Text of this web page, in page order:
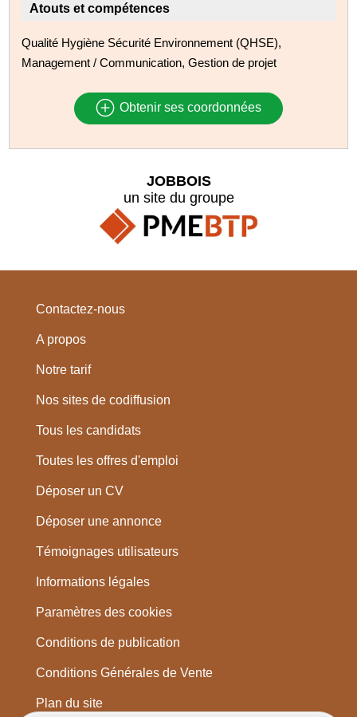
Atouts et compétences
Qualité Hygiène Sécurité Environnement (QHSE),
Management / Communication, Gestion de projet
Obtenir ses coordonnées
JOBBOIS
un site du groupe
Contactez-nous
A propos
Notre tarif
Nos sites de codiffusion
Tous les candidats
Toutes les offres d'emploi
Déposer un CV
Déposer une annonce
Témoignages utilisateurs
Informations légales
Paramètres des cookies
Conditions de publication
Conditions Générales de Vente
Plan du site